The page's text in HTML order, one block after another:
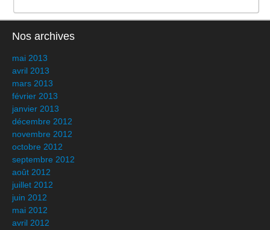
Nos archives
mai 2013
avril 2013
mars 2013
février 2013
janvier 2013
décembre 2012
novembre 2012
octobre 2012
septembre 2012
août 2012
juillet 2012
juin 2012
mai 2012
avril 2012